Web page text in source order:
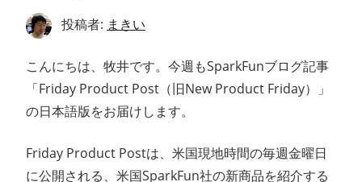
エ
ン
ス
投稿者: まきい
こんにちは、牧井です。今週もSparkFunブログ記事
「Friday Product Post（旧New Product Friday）」
の日本語版をお届けします。
Friday Product Postは、米国現地時間の毎週金曜日
に公開される、米国SparkFun社の新商品を紹介する